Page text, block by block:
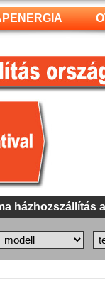
házhozszállítás